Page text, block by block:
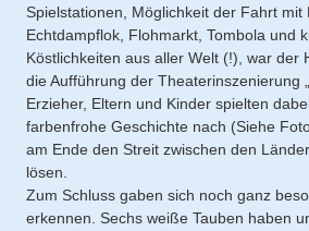
Spielstationen, Möglichkeit der Fahrt mit
Echtdampflok, Flohmarkt, Tombola und
Köstlichkeiten aus aller Welt (!), war der
die Aufführung der Theaterinszenierung
Erzieher, Eltern und Kinder spielten
farbenfrohe Geschichte nach (Siehe
am Ende den Streit zwischen den
lösen.
Zum Schluss gaben sich noch ganz
erkennen. Sechs weiße Tauben haben